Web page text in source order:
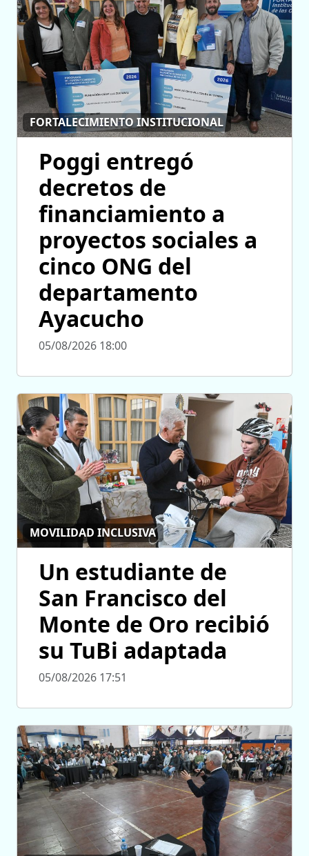
FORTALECIMIENTO INSTITUCIONAL
Poggi entregó
decretos de
financiamiento a
proyectos sociales a
cinco ONG del
departamento
Ayacucho
05/08/2026 18:00
MOVILIDAD INCLUSIVA
Un estudiante de
San Francisco del
Monte de Oro recibió
su TuBi adaptada
05/08/2026 17:51